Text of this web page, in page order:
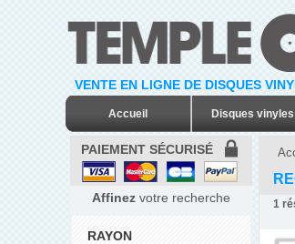
VENTE EN LIGNE DE DISQUES
Accueil Disques vinyles
PAIEMENT SÉCURISÉ
Affinez votre recherche
RAYON
1